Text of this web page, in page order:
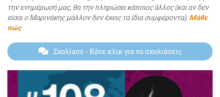
την ενημέρωσή μας, θα την πληρώσει κάποιος άλλος (και αν δεν
είσαι ο Μαρινάκης μάλλον δεν έχεις τα ίδια συμφέροντα). Μάθε
πώς
Σχολίασε - Κάνε κλικ για να σχολιάσεις